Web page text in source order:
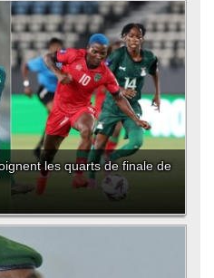
les quarts de finale de